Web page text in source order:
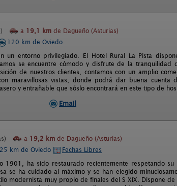
a 19,1 km de Dagueño (Asturias)
120 km de Oviedo
un entorno privilegiado. El Hotel Rural La Pista
se encuentre cómodo y disfrute de la tranquilidad
de nuestros clientes, contamos con un amplio
maravillosas vistas, donde podrá dar buena cuenta
y entrañable que sóslo encontrará en este tipo de
Email
a 19,2 km de Dagueño (Asturias)
25 km de Oviedo
Fechas Libres
1901, ha sido restaurado recientemente respetando su
se ha cuidado al máximo y se han elegido
modernista muy propio de finales del S XIX. Dispone